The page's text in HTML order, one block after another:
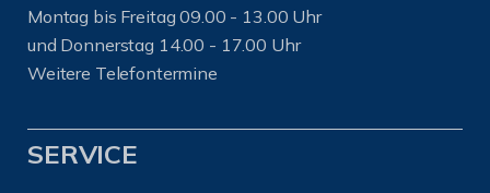
Montag bis Freitag 09.00 - 13.00 Uhr
und Donnerstag 14.00 - 17.00 Uhr
Weitere Telefontermine
SERVICE